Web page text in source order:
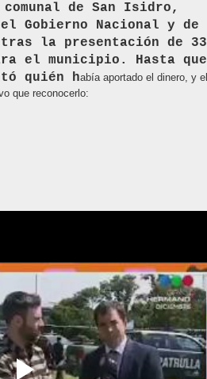
comunal de San Isidro,
Gobierno Nacional y de
la presentación de 33
el municipio. Hasta que
quién había aportado el dinero, y el
que reconocerlo: